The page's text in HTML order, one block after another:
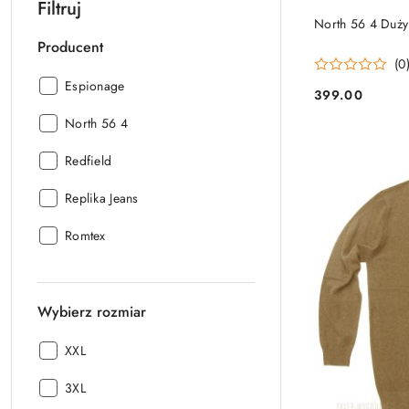
Filtruj
Producent
Producent:
Espionage
Producent:
North 56 4
Producent:
Redfield
Producent:
Replika Jeans
Producent:
Romtex
Wybierz rozmiar
Wybierz
XXL
Wybierz
3XL
North 56 4
(0)
Cena:
399.00